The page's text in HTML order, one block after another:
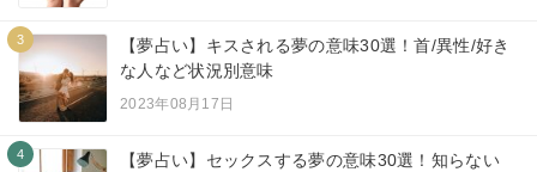
3
【夢占い】キスされる夢の意味30選！首/異性/好き
な人など状況別意味
2023年08月17日
4
【夢占い】セックスする夢の意味30選！知らない